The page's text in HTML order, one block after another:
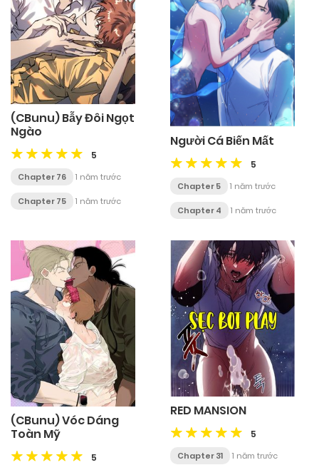
(CBunu) Bẫy Đôi Ngọt
Ngào
5
Chapter 76 1 năm trước
Chapter 75 1 năm trước
Người Cá Biến Mất
5
Chapter 5 1 năm trước
Chapter 4 1 năm trước
(CBunu) Vóc Dáng
Toàn Mỹ
5
RED MANSION
5
Chapter 31 1 năm trước